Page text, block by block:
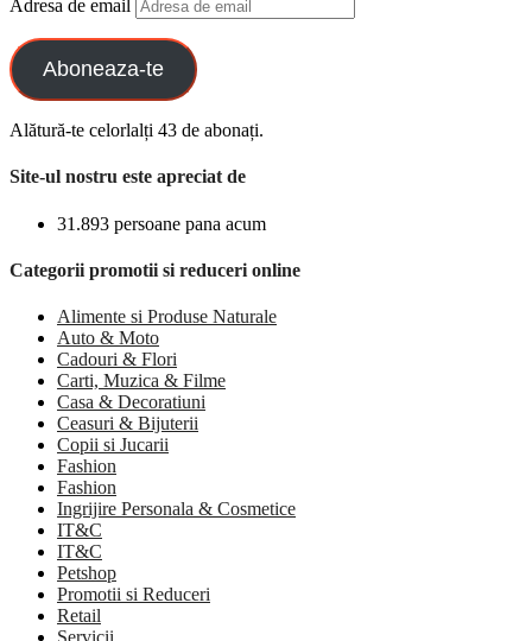
Adresa de email
Aboneaza-te
Alătură-te celorlalți 43 de abonați.
Site-ul nostru este apreciat de
31.893 persoane pana acum
Categorii promotii si reduceri online
Alimente si Produse Naturale
Auto & Moto
Cadouri & Flori
Carti, Muzica & Filme
Casa & Decoratiuni
Ceasuri & Bijuterii
Copii si Jucarii
Fashion
Fashion
Ingrijire Personala & Cosmetice
IT&C
IT&C
Petshop
Promotii si Reduceri
Retail